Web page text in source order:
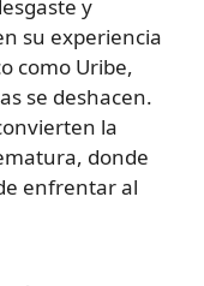
y
su experiencia
como Uribe,
se deshacen.
la
donde
enfrentar al